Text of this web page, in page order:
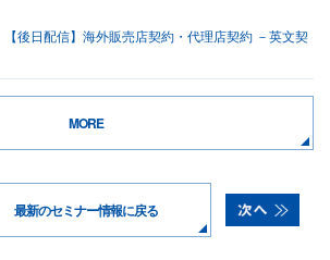
【後日配信】海外販売店契約・代理店契約 －英文契
MORE
最新のセミナー情報に戻る